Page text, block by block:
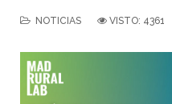
NOTICIAS VISTO: 4361